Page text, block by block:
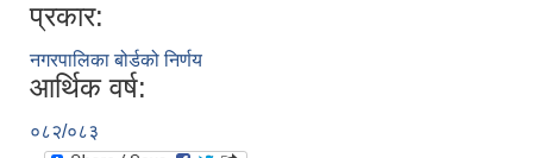
प्रकार:
नगरपालिका बोर्डको निर्णय
आर्थिक वर्ष:
०८२/०८३